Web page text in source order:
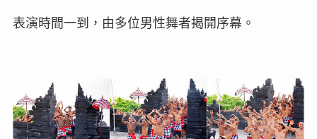
表演時間一到，由多位男性舞者揭開序幕。